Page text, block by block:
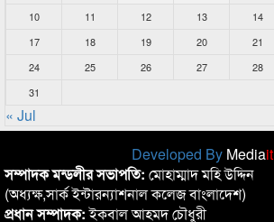
10
11 12 13 14
17
18 19 20 21
24
25 26 27 28
31
« Jul
Developed By Mediait
সম্পাদক মন্ডলীর সভাপতি: মোহাম্মাদ মহি উদ্দিন
(অধ্যক্ষ,সার্ক ইন্টারন্যাশনাল কলেজ বাংলাদেশ)
প্রধান সম্পাদক:ইকবাল আহমদ চৌধুরী